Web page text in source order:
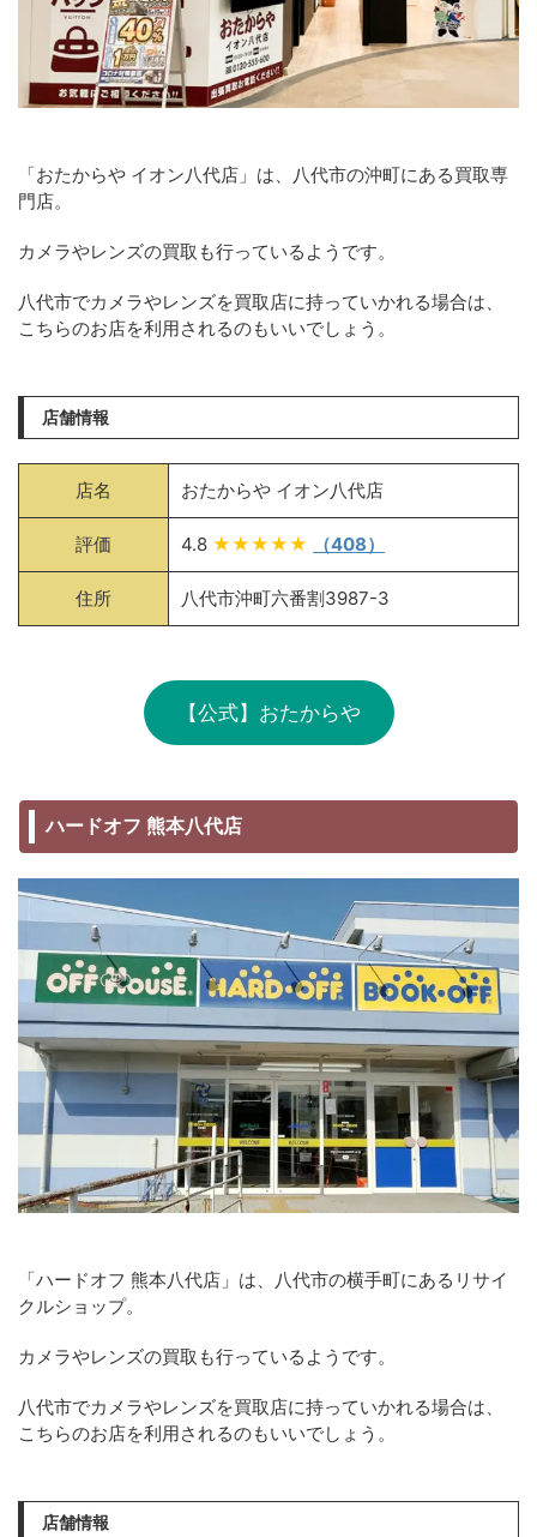
「おたからや イオン八代店」は、八代市の沖町にある買取専
門店。
カメラやレンズの買取も行っているようです。
八代市でカメラやレンズを買取店に持っていかれる場合は、
こちらのお店を利用されるのもいいでしょう。
店舗情報
店名 おたからや イオン八代店
評価 4.8 ★★★★★ （408）
住所 八代市沖町六番割3987-3
【公式】おたからや
ハードオフ 熊本八代店
「ハードオフ 熊本八代店」は、八代市の横手町にあるリサイ
クルショップ。
カメラやレンズの買取も行っているようです。
八代市でカメラやレンズを買取店に持っていかれる場合は、
こちらのお店を利用されるのもいいでしょう。
店舗情報